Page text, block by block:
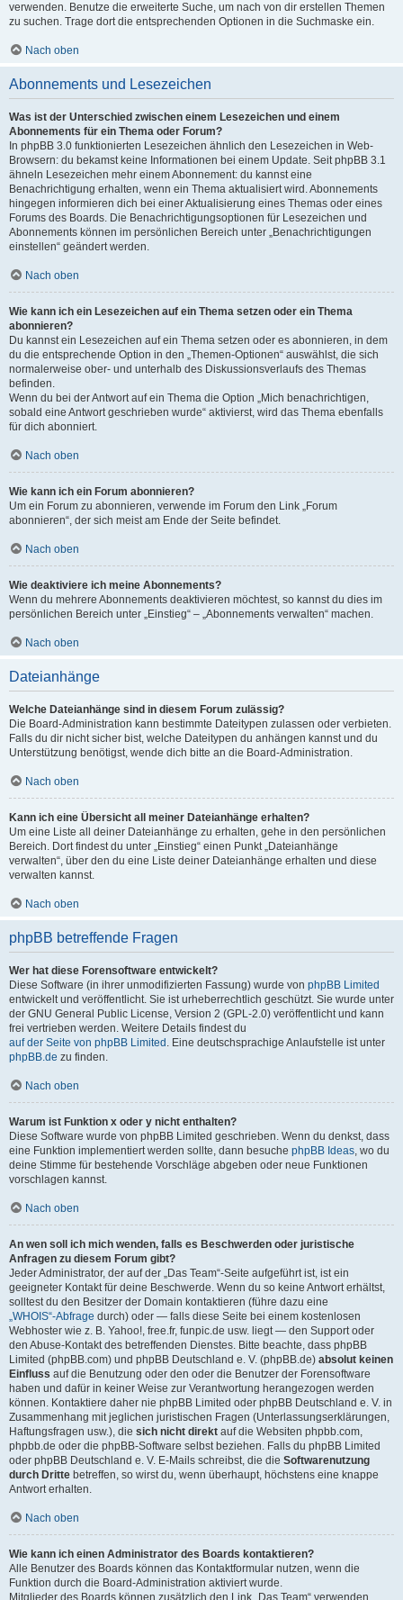
verwenden. Benutze die erweiterte Suche, um nach von dir erstellen Themen
zu suchen. Trage dort die entsprechenden Optionen in die Suchmaske ein.
Nach oben
Abonnements und Lesezeichen
Was ist der Unterschied zwischen einem Lesezeichen und einem
Abonnements für ein Thema oder Forum?
In phpBB 3.0 funktionierten Lesezeichen ähnlich den Lesezeichen in Web-
Browsern: du bekamst keine Informationen bei einem Update. Seit phpBB 3.1
ähneln Lesezeichen mehr einem Abonnement: du kannst eine
Benachrichtigung erhalten, wenn ein Thema aktualisiert wird. Abonnements
hingegen informieren dich bei einer Aktualisierung eines Themas oder eines
Forums des Boards. Die Benachrichtigungsoptionen für Lesezeichen und
Abonnements können im persönlichen Bereich unter „Benachrichtigungen
einstellen“ geändert werden.
Nach oben
Wie kann ich ein Lesezeichen auf ein Thema setzen oder ein Thema
abonnieren?
Du kannst ein Lesezeichen auf ein Thema setzen oder es abonnieren, in dem
du die entsprechende Option in den „Themen-Optionen“ auswählst, die sich
normalerweise ober- und unterhalb des Diskussionsverlaufs des Themas
befinden.
Wenn du bei der Antwort auf ein Thema die Option „Mich benachrichtigen,
sobald eine Antwort geschrieben wurde“ aktivierst, wird das Thema ebenfalls
für dich abonniert.
Nach oben
Wie kann ich ein Forum abonnieren?
Um ein Forum zu abonnieren, verwende im Forum den Link „Forum
abonnieren“, der sich meist am Ende der Seite befindet.
Nach oben
Wie deaktiviere ich meine Abonnements?
Wenn du mehrere Abonnements deaktivieren möchtest, so kannst du dies im
persönlichen Bereich unter „Einstieg“ – „Abonnements verwalten“ machen.
Nach oben
Dateianhänge
Welche Dateianhänge sind in diesem Forum zulässig?
Die Board-Administration kann bestimmte Dateitypen zulassen oder verbieten.
Falls du dir nicht sicher bist, welche Dateitypen du anhängen kannst und du
Unterstützung benötigst, wende dich bitte an die Board-Administration.
Nach oben
Kann ich eine Übersicht all meiner Dateianhänge erhalten?
Um eine Liste all deiner Dateianhänge zu erhalten, gehe in den persönlichen
Bereich. Dort findest du unter „Einstieg“ einen Punkt „Dateianhänge
verwalten“, über den du eine Liste deiner Dateianhänge erhalten und diese
verwalten kannst.
Nach oben
phpBB betreffende Fragen
Wer hat diese Forensoftware entwickelt?
Diese Software (in ihrer unmodifizierten Fassung) wurde von phpBB Limited
entwickelt und veröffentlicht. Sie ist urheberrechtlich geschützt. Sie wurde unter
der GNU General Public License, Version 2 (GPL-2.0) veröffentlicht und kann
frei vertrieben werden. Weitere Details findest du
auf der Seite von phpBB Limited . Eine deutschsprachige Anlaufstelle ist unter
phpBB.de zu finden.
Nach oben
Warum ist Funktion x oder y nicht enthalten?
Diese Software wurde von phpBB Limited geschrieben. Wenn du denkst, dass
eine Funktion implementiert werden sollte, dann besuche phpBB Ideas, wo du
deine Stimme für bestehende Vorschläge abgeben oder neue Funktionen
vorschlagen kannst.
Nach oben
An wen soll ich mich wenden, falls es Beschwerden oder juristische
Anfragen zu diesem Forum gibt?
Jeder Administrator, der auf der „Das Team“-Seite aufgeführt ist, ist ein
geeigneter Kontakt für deine Beschwerde. Wenn du so keine Antwort erhältst,
solltest du den Besitzer der Domain kontaktieren (führe dazu eine
„WHOIS“-Abfrage durch) oder — falls diese Seite bei einem kostenlosen
Webhoster wie z. B. Yahoo!, free.fr, funpic.de usw. liegt — den Support oder
den Abuse-Kontakt des betreffenden Dienstes. Bitte beachte, dass phpBB
Limited (phpBB.com) und phpBB Deutschland e. V. (phpBB.de) absolut keinen
Einfluss auf die Benutzung oder den oder die Benutzer der Forensoftware
haben und dafür in keiner Weise zur Verantwortung herangezogen werden
können. Kontaktiere daher nie phpBB Limited oder phpBB Deutschland e. V. in
Zusammenhang mit jeglichen juristischen Fragen (Unterlassungserklärungen,
Haftungsfragen usw.), die sich nicht direkt auf die Websiten phpbb.com,
phpbb.de oder die phpBB-Software selbst beziehen. Falls du phpBB Limited
oder phpBB Deutschland e. V. E-Mails schreibst, die die Softwarenutzung
durch Dritte betreffen, so wirst du, wenn überhaupt, höchstens eine knappe
Antwort erhalten.
Nach oben
Wie kann ich einen Administrator des Boards kontaktieren?
Alle Benutzer des Boards können das Kontaktformular nutzen, wenn die
Funktion durch die Board-Administration aktiviert wurde.
Mitglieder des Boards können zusätzlich den Link „Das Team“ verwenden.